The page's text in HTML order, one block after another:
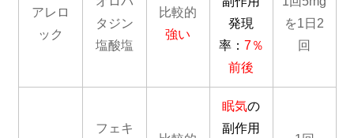
アレロックで眠くなりやすい人におすすめ
抗ヒスタミン剤はアレグラにしても眠くなる。という方
もいらっしゃいます。また、アレグラは眠くならないけ